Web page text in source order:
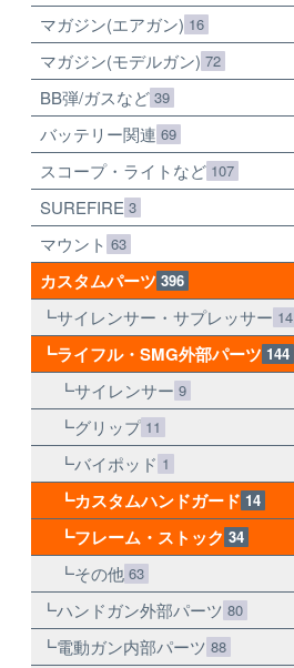
マガジン(エアガン) 16
マガジン(モデルガン) 72
BB弾/ガスなど 39
バッテリー関連 69
スコープ・ライトなど 107
SUREFIRE 3
マウント 63
カスタムパーツ 396
サイレンサー・サプレッサー 14
ライフル・SMG外部パーツ 144
サイレンサー 9
グリップ 11
バイポッド 1
カスタムハンドガード 14
フレーム・ストック 34
その他 63
ハンドガン外部パーツ 80
電動ガン内部パーツ 88